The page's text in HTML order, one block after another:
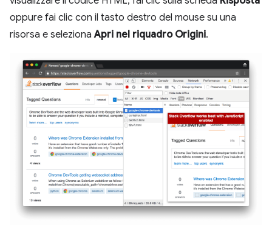
oppure fai clic con il tasto destro del mouse su una
risorsa e selezionaApri nel riquadro Origini.